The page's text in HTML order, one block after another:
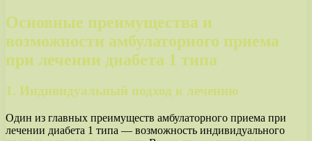
Основные преимущества и
возможности амбулаторного приема
при лечении диабета 1 типа
1. Индивидуальный подход к лечению
Один из главных преимуществ амбулаторного приема при
лечении диабета 1 типа — возможность индивидуального